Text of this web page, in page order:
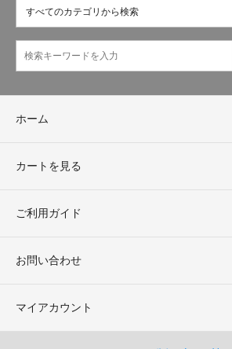
ホーム
カートを見る
ご利用ガイド
お問い合わせ
マイアカウント